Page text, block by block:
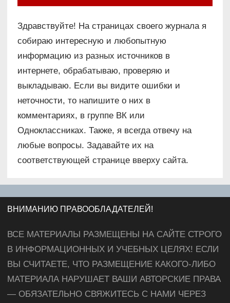
Здравствуйте! На страницах своего журнала я
собираю интересную и любопытную
информацию из разных источников в
интернете, обрабатываю, проверяю и
выкладываю. Если вы видите ошибки и
неточности, то напишите о них в
комментариях, в группе ВК или
Одноклассниках. Также, я всегда отвечу на
любые вопросы. Задавайте их на
соответствующей странице вверху сайта.
ВНИМАНИЮ ПРАВООБЛАДАТЕЛЕЙ!
ВСЕ МАТЕРИАЛЫ РАЗМЕЩЕНЫ НА САЙТЕ СТРОГО
В ИНФОРМАЦИОННЫХ И УЧЕБНЫХ ЦЕЛЯХ! ЕСЛИ
ВЫ СЧИТАЕТЕ, ЧТО РАЗМЕЩЕНИЕ КАКОГО-ЛИБО
МАТЕРИАЛА НАРУШАЕТ ВАШИ АВТОРСКИЕ ПРАВА
— ОБЯЗАТЕЛЬНО СВЯЖИТЕСЬ С НАМИ ЧЕРЕЗ